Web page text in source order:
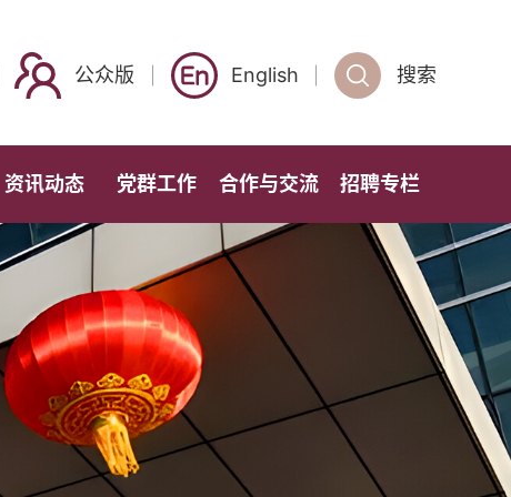
公众版 English 搜索
资讯动态 党群工作 合作与交流 招聘专栏